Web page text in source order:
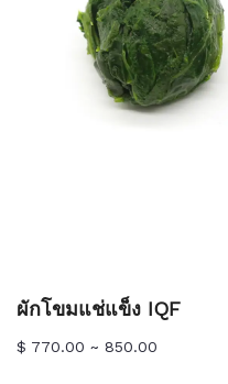
ผักโขมแช่แข็ง IQF
$ 770.00 ~ 850.00